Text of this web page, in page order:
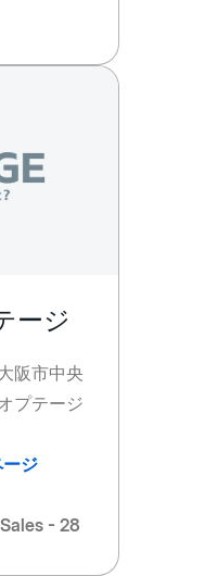
ージ
阪市中央
プテージ
ジ
- 28